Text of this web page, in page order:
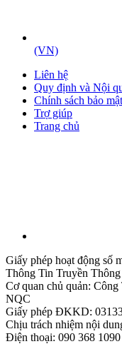
(VN)
Liên hệ
Quy định và Nội
Chính sách bảo mật
Trợ giúp
Trang chủ
Giấy phép hoạt động số
Thông Tin Truyền
Cơ quan chủ quản:
NQC
Giấy phép ĐKKD:
Chịu trách nhiệm nội
Điện thoại: 090 368